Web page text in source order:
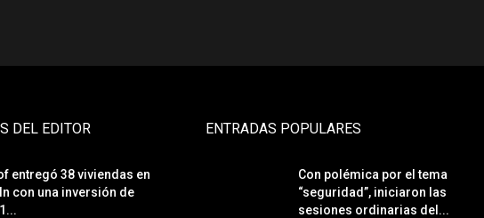
DEL EDITOR
entregó 38 viviendas en
con una inversión de
ENTRADAS POPULARES
Con polémica por el tema
“seguridad”, iniciaron las
sesiones ordinarias del...